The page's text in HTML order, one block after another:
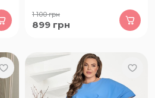
1 100грн
899 грн